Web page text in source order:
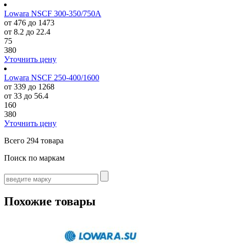
Lowara NSCF 300-350/750A
от 476 до 1473
от 8.2 до 22.4
75
380
Уточнить цену
Lowara NSCF 250-400/1600
от 339 до 1268
от 33 до 56.4
160
380
Уточнить цену
Всего 294 товара
Поиск по маркам
Похожие товары